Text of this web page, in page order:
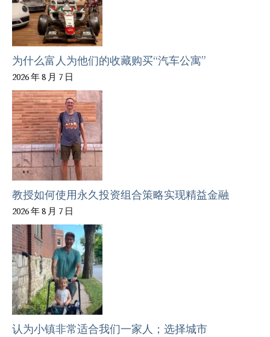
为什么富人为他们的收藏购买“汽车公寓”
2026 年 8 月 7 日
教授如何使用永久投资组合策略实现精益金融
2026 年 8 月 7 日
认为小镇非常适合我们一家人；选择城市